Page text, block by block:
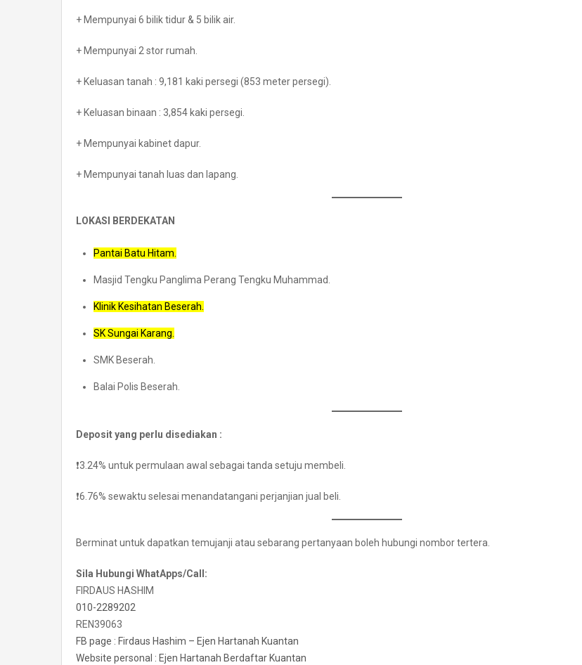
+ Mempunyai 6 bilik tidur & 5 bilik air.
+ Mempunyai 2 stor rumah.
+ Keluasan tanah : 9,181 kaki persegi (853 meter persegi).
+ Keluasan binaan : 3,854 kaki persegi.
+ Mempunyai kabinet dapur.
+ Mempunyai tanah luas dan lapang.
LOKASI BERDEKATAN
Pantai Batu Hitam.
Masjid Tengku Panglima Perang Tengku Muhammad.
Klinik Kesihatan Beserah.
SK Sungai Karang.
SMK Beserah.
Balai Polis Beserah.
Deposit yang perlu disediakan :
❗️3.24% untuk permulaan awal sebagai tanda setuju membeli.
❗️6.76% sewaktu selesai menandatangani perjanjian jual beli.
Berminat untuk dapatkan temujanji atau sebarang pertanyaan boleh hubungi nombor tertera.
Sila Hubungi WhatApps/Call:
FIRDAUS HASHIM
010-2289202
REN39063
FB page : Firdaus Hashim – Ejen Hartanah Kuantan
Website personal : Ejen Hartanah Berdaftar Kuantan